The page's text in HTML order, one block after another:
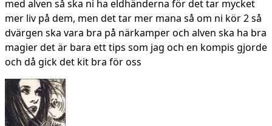
med alven så ska ni ha eldhänderna för det tar mycket
mer liv på dem, men det tar mer mana så om ni kör 2 så
dvärgen ska vara bra på närkamper och alven ska ha bra
magier det är bara ett tips som jag och en kompis gjorde
och då gick det kit bra för oss